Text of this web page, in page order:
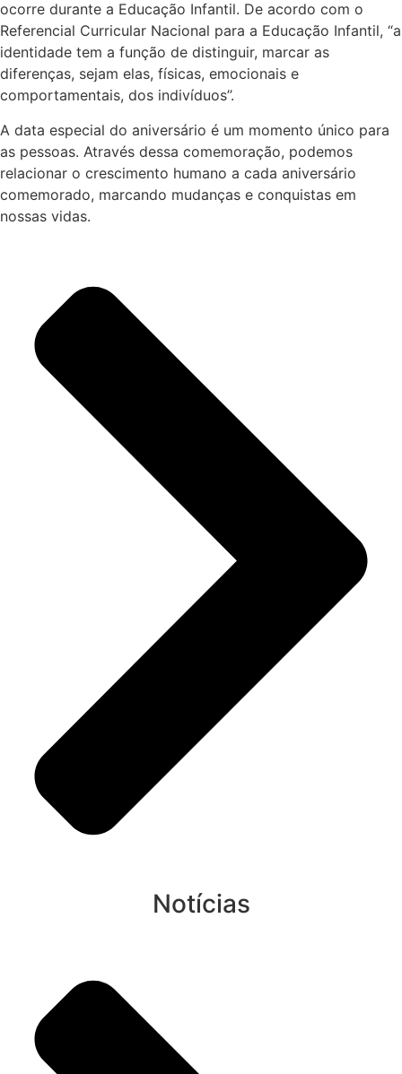
ocorre durante a Educação Infantil. De acordo com o
Referencial Curricular Nacional para a Educação Infantil, “a
identidade tem a função de distinguir, marcar as
diferenças, sejam elas, físicas, emocionais e
comportamentais, dos indivíduos’’.
A data especial do aniversário é um momento único para
as pessoas. Através dessa comemoração, podemos
relacionar o crescimento humano a cada aniversário
comemorado, marcando mudanças e conquistas em
nossas vidas.
Notícias